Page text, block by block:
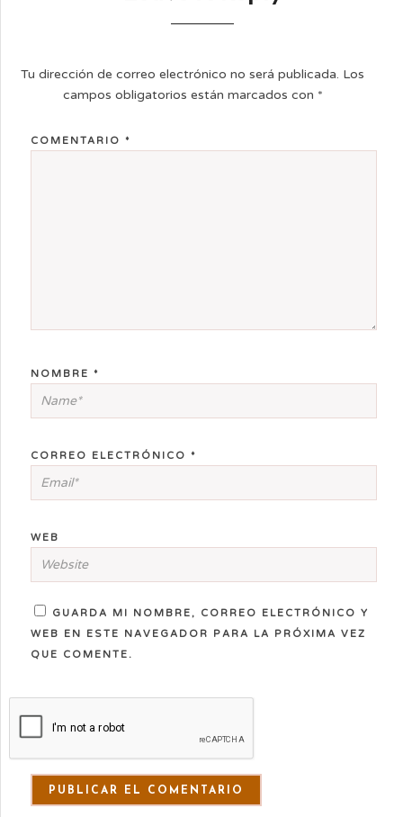
Tu dirección de correo electrónico no será publicada. Los
campos obligatorios están marcados con *
COMENTARIO *
NOMBRE *
CORREO ELECTRÓNICO *
WEB
GUARDA MI NOMBRE, CORREO ELECTRÓNICO Y
WEB EN ESTE NAVEGADOR PARA LA PRÓXIMA VEZ
QUE COMENTE.